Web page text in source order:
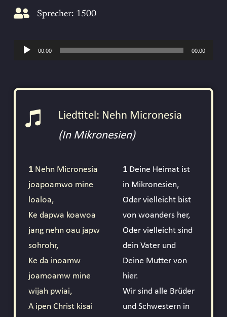
Sprecher: 1500
Audio-00:00 00:00
Liedtitel: Nehn Micronesia
(In Mikronesien)
1 Nehn Micronesia
joapoamwo mine
loaloa,
Ke dapwa koawoa
jang nehn oau japw
sohrohr,
Ke da inoamw
joamoamw mine
wijah pwiai,
A ipen Christ kisai
1 Deine Heimat ist
in Mikronesien,
Oder vielleicht bist
von woanders her,
Oder vielleicht sind
dein Vater und
Deine Mutter von
hier.
Wir sind alle Brüder
und Schwestern in